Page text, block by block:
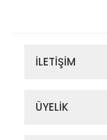
İLETİŞİM
ÜYELİK